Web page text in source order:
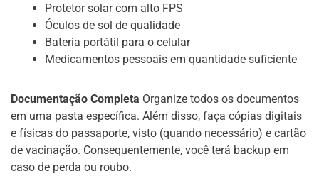
Protetor solar com alto FPS
Óculos de sol de qualidade
Bateria portátil para o celular
Medicamentos pessoais em quantidade suficiente
Documentação Completa Organize todos os documentos
em uma pasta específica. Além disso, faça cópias digitais
e físicas do passaporte, visto (quando necessário) e cartão
de vacinação. Consequentemente, você terá backup em
caso de perda ou roubo.